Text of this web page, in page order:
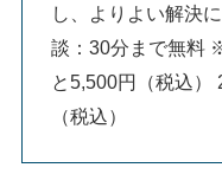
し、よりよい解決
談：30分まで無料
と5,500円（税込）
（税込）